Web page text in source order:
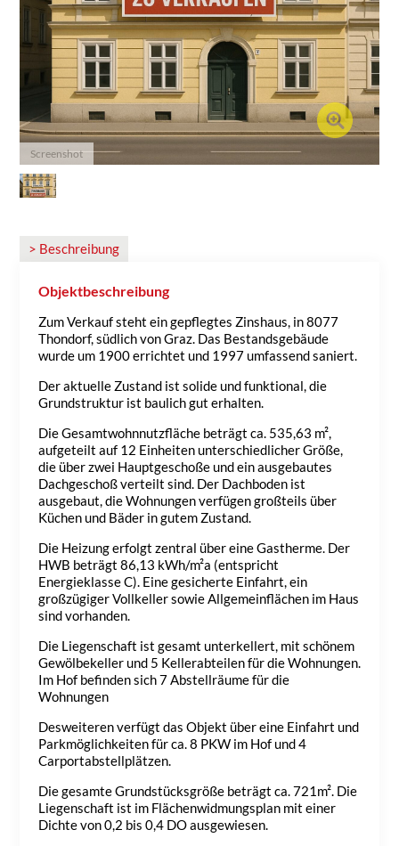
Screenshot
> Beschreibung
Objektbeschreibung
Zum Verkauf steht ein gepflegtes Zinshaus, in 8077
Thondorf, südlich von Graz. Das Bestandsgebäude
wurde um 1900 errichtet und 1997 umfassend saniert.
Der aktuelle Zustand ist solide und funktional, die
Grundstruktur ist baulich gut erhalten.
Die Gesamtwohnnutzfläche beträgt ca. 535,63 m²,
aufgeteilt auf 12 Einheiten unterschiedlicher Größe,
die über zwei Hauptgeschoße und ein ausgebautes
Dachgeschoß verteilt sind. Der Dachboden ist
ausgebaut, die Wohnungen verfügen großteils über
Küchen und Bäder in gutem Zustand.
Die Heizung erfolgt zentral über eine Gastherme. Der
HWB beträgt 86,13 kWh/m²a (entspricht
Energieklasse C). Eine gesicherte Einfahrt, ein
großzügiger Vollkeller sowie Allgemeinflächen im Haus
sind vorhanden.
Die Liegenschaft ist gesamt unterkellert, mit schönem
Gewölbekeller und 5 Kellerabteilen für die Wohnungen.
Im Hof befinden sich 7 Abstellräume für die
Wohnungen
Desweiteren verfügt das Objekt über eine Einfahrt und
Parkmöglichkeiten für ca. 8 PKW im Hof und 4
Carportabstellplätzen.
Die gesamte Grundstücksgröße beträgt ca. 721m². Die
Liegenschaft ist im Flächenwidmungsplan mit einer
Dichte von 0,2 bis 0,4 DO ausgewiesen.